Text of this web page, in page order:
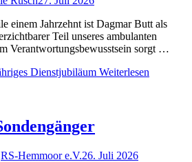
einem Jahrzehnt ist Dagmar Butt als
Teil unseres ambulanten
Verantwortungsbewusstsein sorgt …
Dienstjubiläum Weiterlesen
RS-Hemmoor e.V.26. Juli 2026